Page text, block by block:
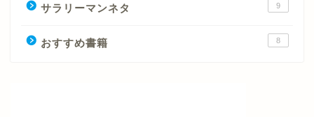
サラリーマンネタ 9
おすすめ書籍 8